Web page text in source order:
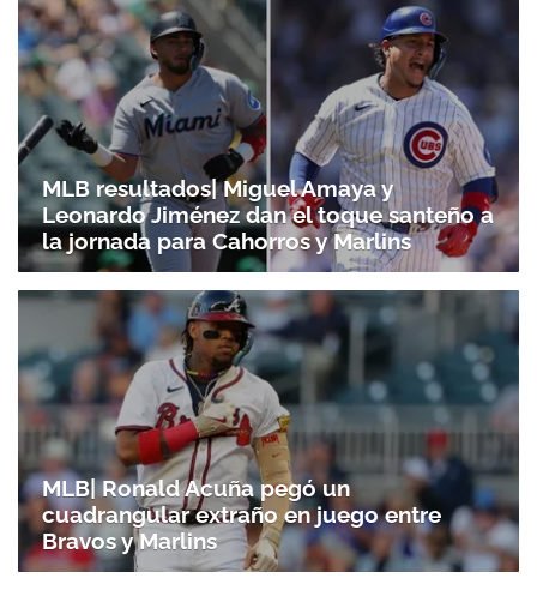
Gracias por suscribirte a nuestro boletín.
ACEPTAR
MLB resultados| Miguel Amaya y
Leonardo Jiménez dan el toque santeño a
la jornada para Cahorros y Marlins
MLB| Ronald Acuña pegó un
cuadrangular extraño en juego entre
Bravos y Marlins